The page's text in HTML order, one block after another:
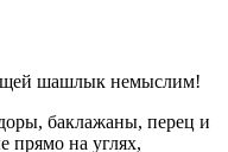
шашлык немыслим!
баклажаны, перец и
прямо на углях,